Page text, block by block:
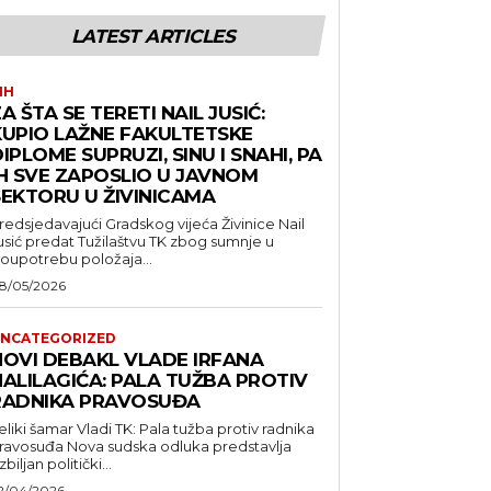
LATEST ARTICLES
ŠTA SE TERETI NAIL JUSIĆ:
LAŽNE FAKULTETSKE
SUPRUZI, SINU I SNAHI, PA
SVE ZAPOSLIO U JAVNOM
U ŽIVINICAMA
Gradskog vijeća Živinice Nail
predat Tužilaštvu TK zbog sumnje u
položaja...
05/2026
DEBAKL VLADE IRFANA
PALA TUŽBA PROTIV
PRAVOSUĐA
šamar Vladi TK: Pala tužba protiv radnika
Nova sudska odluka predstavlja
politički...